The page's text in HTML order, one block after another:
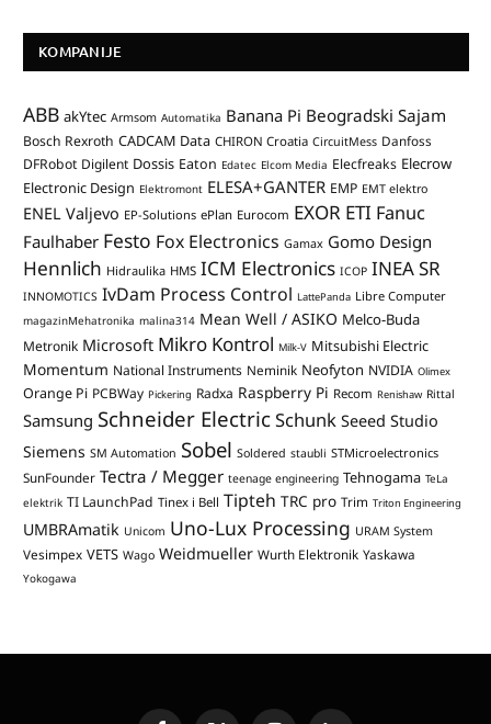
KOMPANIJE
ABB akYtec Armsom Automatika Banana Pi Beogradski Sajam
Bosch Rexroth CADCAM Data CHIRON Croatia CircuitMess Danfoss
DFRobot Digilent Dossis Eaton Edatec Elcom Media Elecfreaks Elecrow
Electronic Design Elektromont ELESA+GANTER EMP EMT elektro
ENEL Valjevo EP-Solutions ePlan Eurocom EXOR ETI Fanuc
Faulhaber Festo Fox Electronics Gamax Gomo Design
Hennlich Hidraulika HMS ICM Electronics ICOP INEA SR
INNOMOTICS IvDam Process Control LattePanda Libre Computer
magazinMehatronika malina314 Mean Well / ASIKO Melco-Buda
Metronik Microsoft Mikro Kontrol Milk-V Mitsubishi Electric
Momentum National Instruments Neminik Neofyton NVIDIA Olimex
Orange Pi PCBWay Pickering Radxa Raspberry Pi Recom Renishaw Rittal
Samsung Schneider ElectricSchunk Seeed Studio
Siemens SM Automation Sobel Soldered staubli STMicroelectronics
SunFounder Tectra / Megger teenage engineering Tehnogama TeLa
elektrik TI LaunchPad Tinex i Bell Tipteh TRC pro Trim Triton Engineering
UMBRAmatik Unicom Uno-Lux Processing URAM System
Vesimpex VETS Wago Weidmueller Wurth Elektronik Yaskawa
Yokogawa